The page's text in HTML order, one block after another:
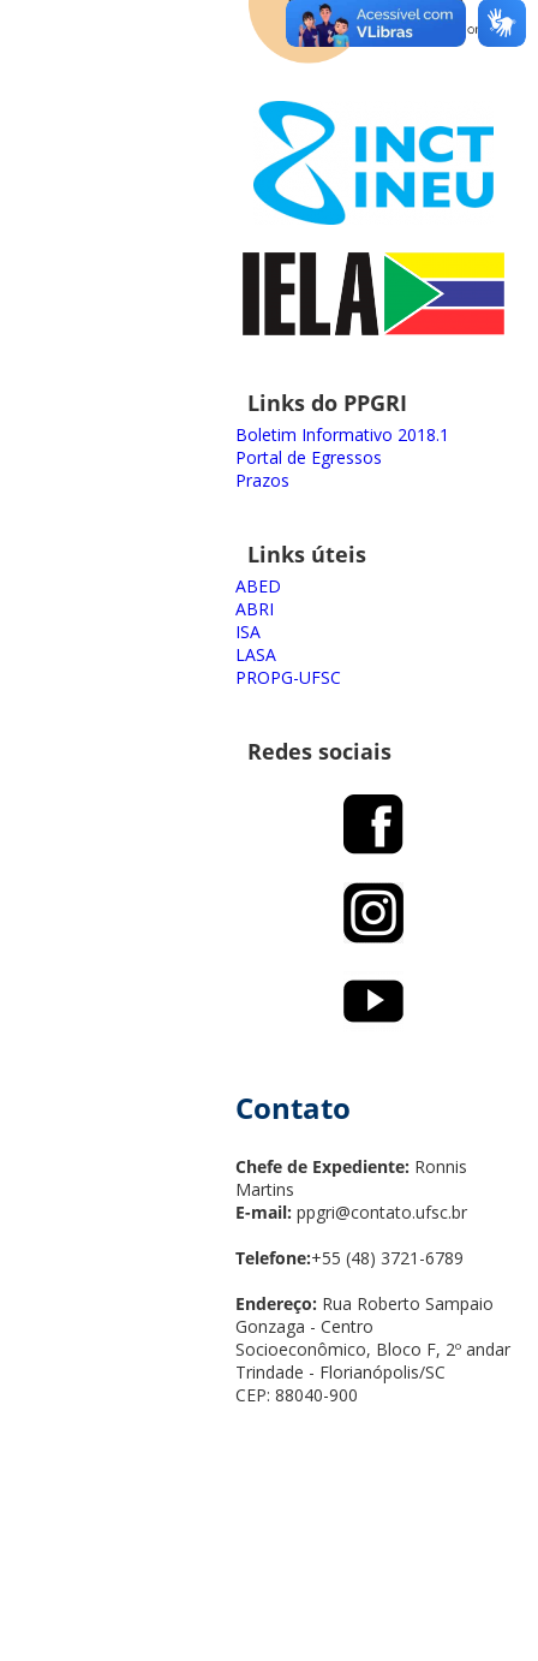
Links do PPGRI
Boletim Informativo 2018.1
Portal de Egressos
Prazos
Links úteis
ABED
ABRI
ISA
LASA
PROPG-UFSC
Redes sociais
Contato
Chefe de Expediente: Ronnis
Martins
E-mail: ppgri@contato.ufsc.br
Telefone:+55 (48) 3721-6789
Endereço: Rua Roberto Sampaio
Gonzaga - Centro
Socioeconômico, Bloco F, 2º andar
Trindade - Florianópolis/SC
CEP: 88040-900